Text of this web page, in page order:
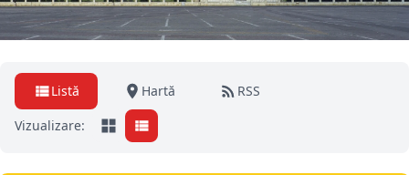
Listă Hartă
RSS
Vizualizare: